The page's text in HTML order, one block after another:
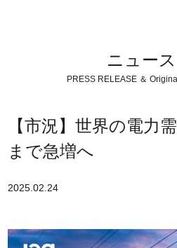
ニュース
PRESS RELEASE ＆
【市況】世界の電力
まで急増へ
2025.02.24